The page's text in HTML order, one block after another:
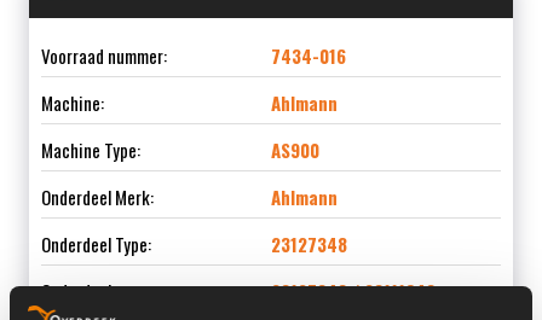
Voorraad nummer:
7434-016
Machine:
Ahlmann
Machine Type:
AS900
Onderdeel Merk:
Ahlmann
Onderdeel Type:
23127348
Onderdeel nummer:
23127348 / 23111643